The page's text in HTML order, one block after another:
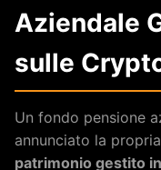
Aziendale
sulle
Un fondo pensione
annunciato la
patrimonio gestito